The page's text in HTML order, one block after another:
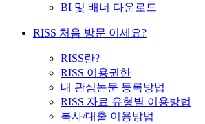
BI 및 배너 다운로드
RISS 처음 방문 이세요?
RISS란?
RISS 이용권한
내 관심논문 등록방법
RISS 자료 유형별 이용방법
복사/대출 이용방법